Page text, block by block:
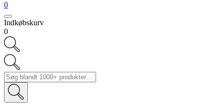
0
Indkøbskurv
0